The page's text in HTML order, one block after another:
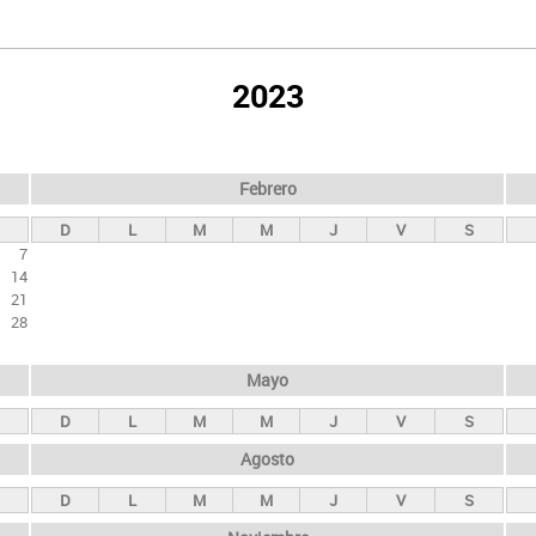
2023
7
14
21
28
Febrero
D L M M J V S
Mayo
D L M M J V S
Agosto
D L M M J V S